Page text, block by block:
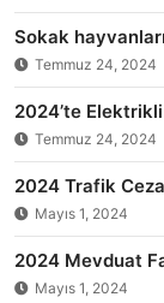
Sokak
Temmuz 24, 2024
2024’te
Temmuz 24, 2024
2024 Trafik
Mayıs 1, 2024
2024 Mevduat
Mayıs 1, 2024